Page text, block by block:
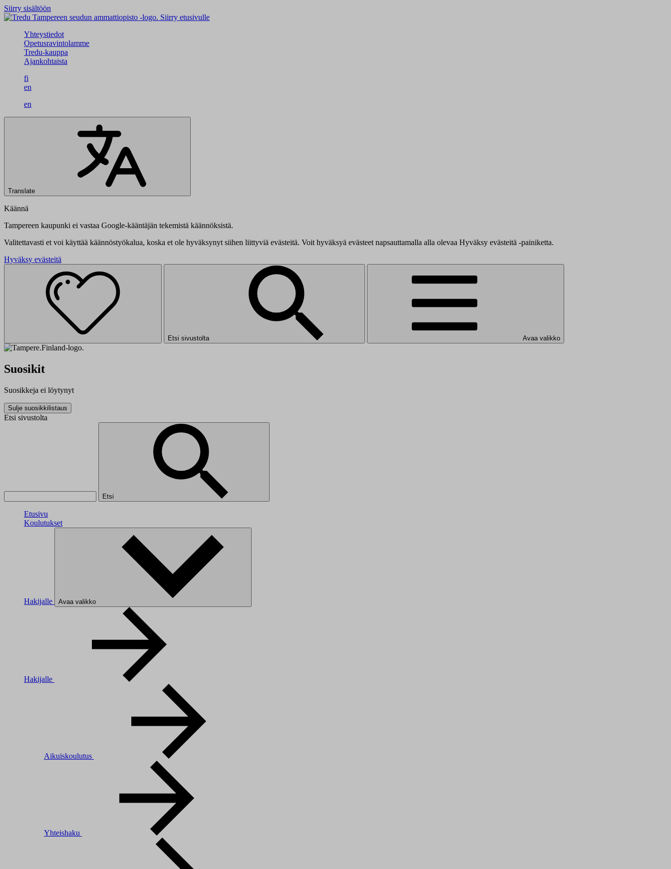
Siirry sisältöön
Siirry etusivulle
Yhteystiedot
Opetusravintolamme
Tredu-kauppa
Ajankohtaista
fi
en
en
Translate
Käännä
Tampereen kaupunki ei vastaa Google-kääntäjän tekemistä käännöksistä.
Valitettavasti et voi käyttää käännöstyökalua, koska et ole hyväksynyt siihen liittyviä evästeitä. Voit hyväksyä evästeet napsauttamalla alla olevaa Hyväksy evästeitä -painiketta.
Hyväksy evästeitä
Etsi sivustolta Avaa valikko
Suosikit
Suosikkeja ei löytynyt
Sulje suosikkilistaus
Etsi sivustolta
Etsi
Etusivu
Koulutukset
Hakijalle Avaa valikko
Hakijalle
Aikuiskoulutus
Yhteishaku